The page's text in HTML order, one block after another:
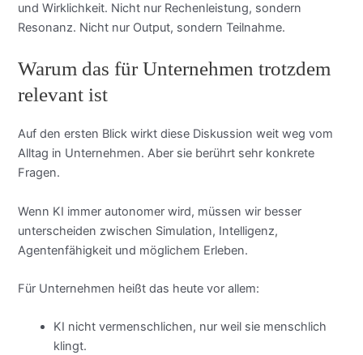
und Wirklichkeit. Nicht nur Rechenleistung, sondern
Resonanz. Nicht nur Output, sondern Teilnahme.
Warum das für Unternehmen trotzdem
relevant ist
Auf den ersten Blick wirkt diese Diskussion weit weg vom
Alltag in Unternehmen. Aber sie berührt sehr konkrete
Fragen.
Wenn KI immer autonomer wird, müssen wir besser
unterscheiden zwischen Simulation, Intelligenz,
Agentenfähigkeit und möglichem Erleben.
Für Unternehmen heißt das heute vor allem:
KI nicht vermenschlichen, nur weil sie menschlich
klingt.